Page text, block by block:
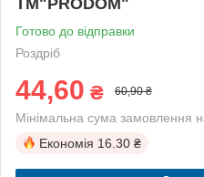
Готово до відправки
Роздріб
44,60 ₴ 60,90 ₴
Мінімальна сума замовлення
Економія 16.30 ₴